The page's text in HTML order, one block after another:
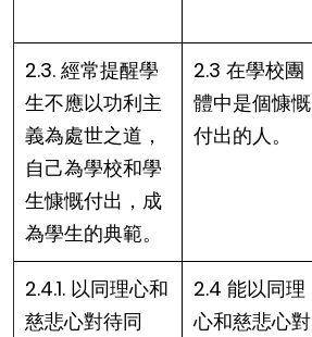
2.3. 經常提醒學
生不應以功利主
義為處世之道，
自己為學校和學
生慷慨付出，成
為學生的典範。
2.3 在學校團
體中是個慷慨
付出的人。
2.4.1. 以同理心和
慈悲心對待同
2.4 能以同理
心和慈悲心對